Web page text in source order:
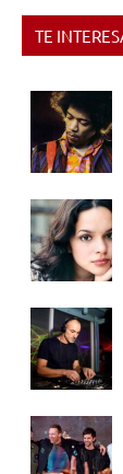
TE